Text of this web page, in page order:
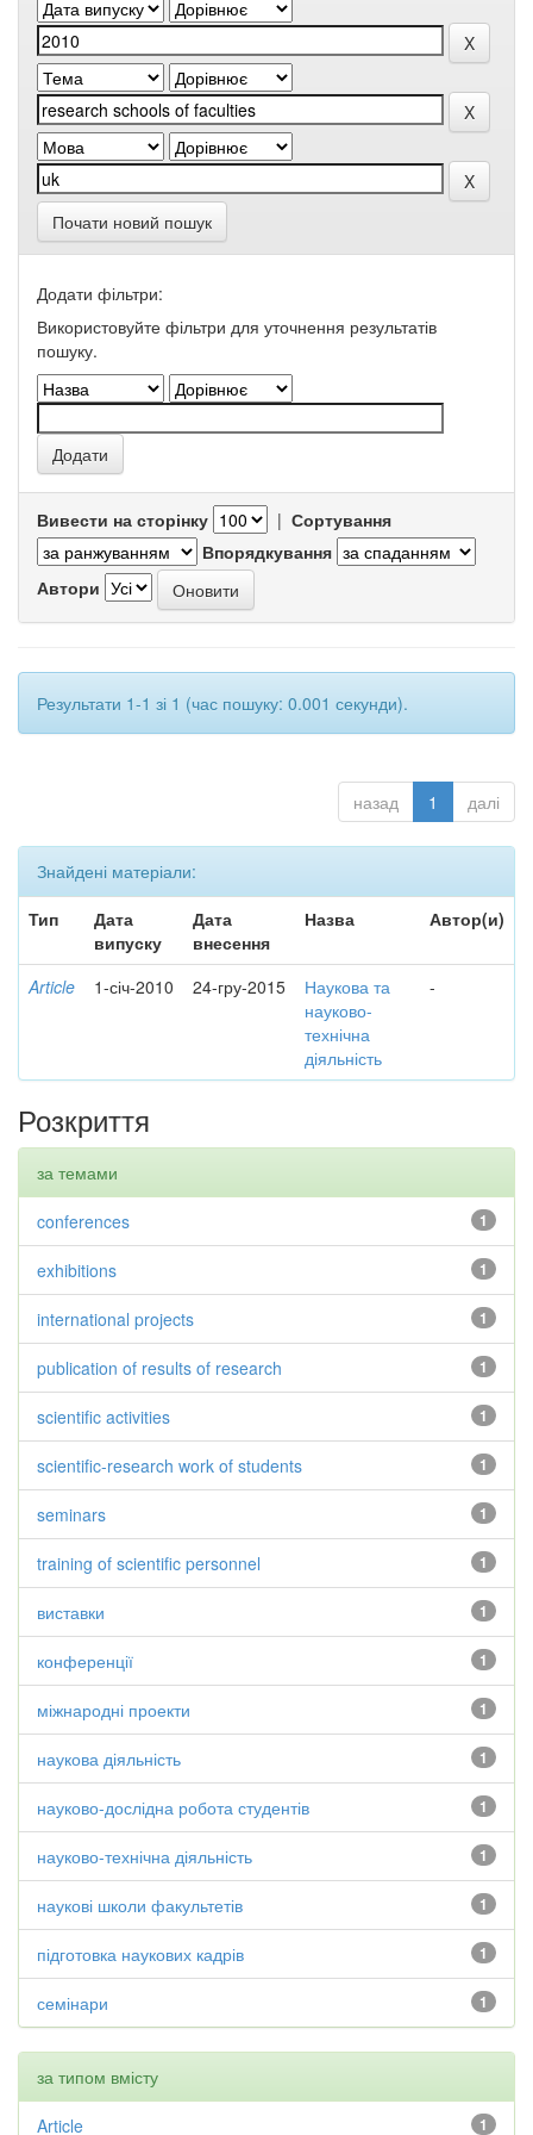
Почати новий пошук
Додати фільтри:
Використовуйте фільтри для уточнення результатів
пошуку.
Вивести на сторінку | Сортування
Впорядкування
Автори
Результати 1-1 зі 1 (час пошуку: 0.001 секунди).
назад 1 далі
Знайдені матеріали:
Тип
Дата
випуску
Дата
внесення
Назва Автор(и)
Article 1-січ-2010 24-гру-2015
Наукова та
науково-
технічна
діяльність
-
Розкриття
за темами
1
conferences
1
exhibitions
1
international projects
1
publication of results of research
1
scientific activities
1
scientific-research work of students
1
seminars
1
training of scientific personnel
1
виставки
1
конференції
1
міжнародні проекти
1
наукова діяльність
1
науково-дослідна робота студентів
1
науково-технічна діяльність
1
наукові школи факультетів
1
підготовка наукових кадрів
1
семінари
за типом вмісту
1
Article